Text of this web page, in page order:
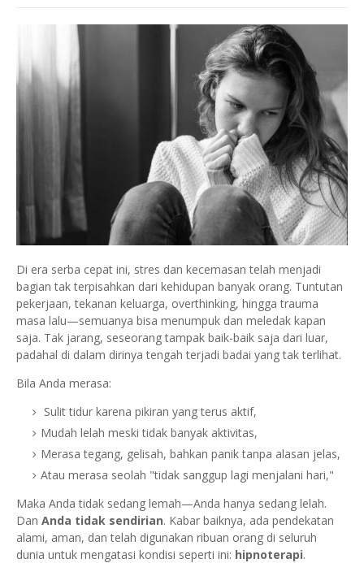
Di era serba cepat ini, stres dan kecemasan telah menjadi
bagian tak terpisahkan dari kehidupan banyak orang. Tuntutan
pekerjaan, tekanan keluarga, overthinking, hingga trauma
masa lalu—semuanya bisa menumpuk dan meledak kapan
saja. Tak jarang, seseorang tampak baik-baik saja dari luar,
padahal di dalam dirinya tengah terjadi badai yang tak terlihat.
Bila Anda merasa:
Sulit tidur karena pikiran yang terus aktif,
Mudah lelah meski tidak banyak aktivitas,
Merasa tegang, gelisah, bahkan panik tanpa alasan jelas,
Atau merasa seolah "tidak sanggup lagi menjalani hari,"
Maka Anda tidak sedang lemah—Anda hanya sedang lelah.
Dan Anda tidak sendirian. Kabar baiknya, ada pendekatan
alami, aman, dan telah digunakan ribuan orang di seluruh
dunia untuk mengatasi kondisi seperti ini: hipnoterapi.